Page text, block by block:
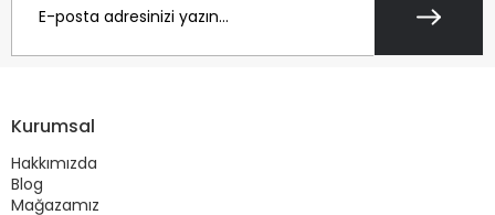
Kurumsal
Hakkımızda
Blog
Mağazamız